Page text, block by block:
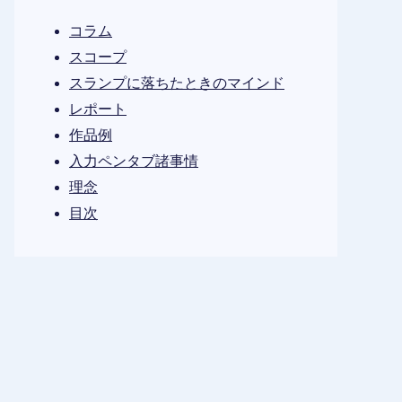
コラム
スコープ
スランプに落ちたときのマインド
レポート
作品例
入力ペンタブ諸事情
理念
目次